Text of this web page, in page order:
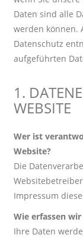
Daten sind alle
werden können.
Datenschutz
aufgeführten
1.
WEBSITE
Wer ist
Website?
Die
Impressum
Wie erfassen
Ihre Daten